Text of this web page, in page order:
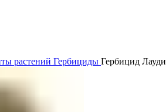
растений Гербициды Гербицид